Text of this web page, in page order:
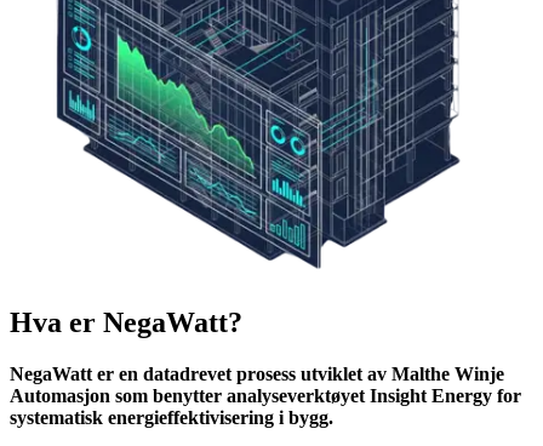
Hva er NegaWatt?
NegaWatt er en datadrevet prosess utviklet av Malthe Winje
Automasjon som benytter analyseverktøyet Insight Energy for
systematisk energieffektivisering i bygg.